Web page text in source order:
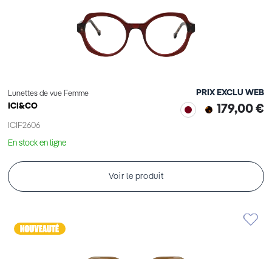
Lunettes de vue Femme
ICI&CO
ICIF2606
PRIX EXCLU WEB
179,00 €
En stock en ligne
Voir le produit